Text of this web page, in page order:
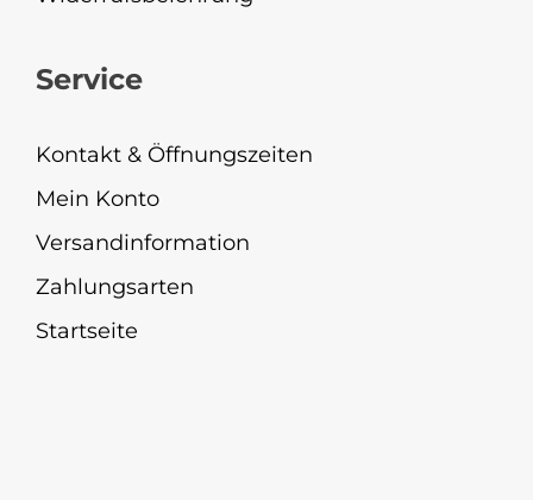
Service
Kontakt & Öffnungszeiten
Mein Konto
Versandinformation
Zahlungsarten
Startseite